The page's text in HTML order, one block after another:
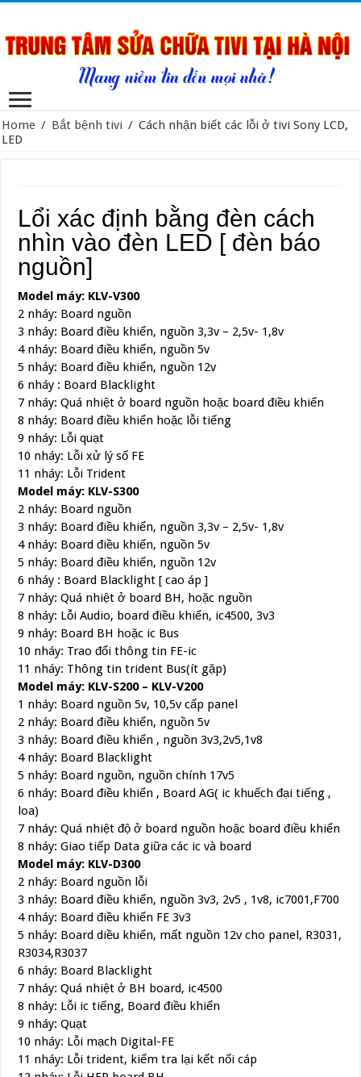
Home / Bắt bệnh tivi / Cách nhận biết các lỗi ở tivi Sony LCD,
LED
Lổi xác định bằng đèn cách
nhìn vào đèn LED [ đèn báo
nguồn]
Model máy: KLV-V300
2 nháy: Board nguồn
3 nháy: Board điều khiển, nguồn 3,3v – 2,5v- 1,8v
4 nháy: Board điều khiển, nguồn 5v
5 nháy: Board điều khiển, nguồn 12v
6 nháy : Board Blacklight
7 nháy: Quá nhiệt ở board nguồn hoặc board điều khiển
8 nháy: Board điều khiển hoặc lỗi tiếng
9 nháy: Lỗi quạt
10 nháy: Lỗi xử lý số FE
11 nháy: Lỗi Trident
Model máy: KLV-S300
2 nháy: Board nguồn
3 nháy: Board điều khiển, nguồn 3,3v – 2,5v- 1,8v
4 nháy: Board điều khiển, nguồn 5v
5 nháy: Board điều khiển, nguồn 12v
6 nháy : Board Blacklight [ cao áp ]
7 nháy: Quá nhiệt ở board BH, hoặc nguồn
8 nháy: Lỗi Audio, board điều khiển, ic4500, 3v3
9 nháy: Board BH hoặc ic Bus
10 nháy: Trao đổi thông tin FE-ic
11 nháy: Thông tin trident Bus(ít gặp)
Model máy: KLV-S200 – KLV-V200
1 nháy: Board nguồn 5v, 10,5v cấp panel
2 nháy: Board điều khiển, nguồn 5v
3 nháy: Board điều khiển , nguồn 3v3,2v5,1v8
4 nháy: Board Blacklight
5 nháy: Board nguồn, nguồn chính 17v5
6 nháy: Board điều khiển , Board AG( ic khuếch đại tiếng ,
loa)
7 nháy: Quá nhiệt độ ở board nguồn hoặc board điều khiển
8 nháy: Giao tiếp Data giữa các ic và board
Model máy: KLV-D300
2 nháy: Board nguồn lỗi
3 nháy: Board điều khiển, nguồn 3v3, 2v5 , 1v8, ic7001,F700
4 nháy: Board điều khiển FE 3v3
5 nháy: Board diều khiển, mất nguồn 12v cho panel, R3031,
R3034,R3037
6 nháy: Board Blacklight
7 nháy: Quá nhiệt ở BH board, ic4500
8 nháy: Lỗi ic tiếng, Board điều khiển
9 nháy: Quạt
10 nháy: Lỗi mạch Digital-FE
11 nháy: Lỗi trident, kiểm tra lại kết nối cáp